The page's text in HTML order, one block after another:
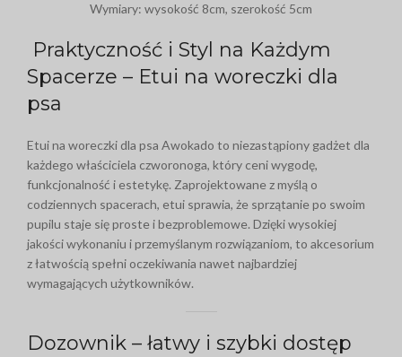
Wymiary: wysokość 8cm, szerokość 5cm
Praktyczność i Styl na Każdym
Spacerze – Etui na woreczki dla
psa
Etui na woreczki dla psa Awokado to niezastąpiony gadżet dla
każdego właściciela czworonoga, który ceni wygodę,
funkcjonalność i estetykę. Zaprojektowane z myślą o
codziennych spacerach, etui sprawia, że sprzątanie po swoim
pupilu staje się proste i bezproblemowe. Dzięki wysokiej
jakości wykonaniu i przemyślanym rozwiązaniom, to akcesorium
z łatwością spełni oczekiwania nawet najbardziej
wymagających użytkowników.
Dozownik – łatwy i szybki dostęp